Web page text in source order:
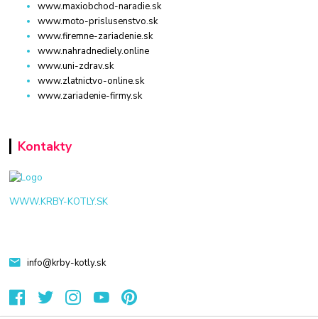
www.maxiobchod-naradie.sk
www.moto-prislusenstvo.sk
www.firemne-zariadenie.sk
www.nahradnediely.online
www.uni-zdrav.sk
www.zlatnictvo-online.sk
www.zariadenie-firmy.sk
Kontakty
WWW.KRBY-KOTLY.SK
info@krby-kotly.sk